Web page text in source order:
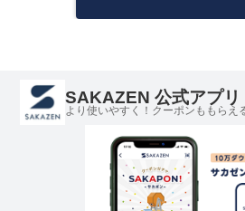
SAKAZEN 公式アプリ
より使いやすく！クーポンももらえ